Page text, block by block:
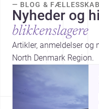
— BLOG & FÆLLESSKAB
Nyheder og
blikkenslagere
Artikler, anmeldelser og
North Denmark Region.